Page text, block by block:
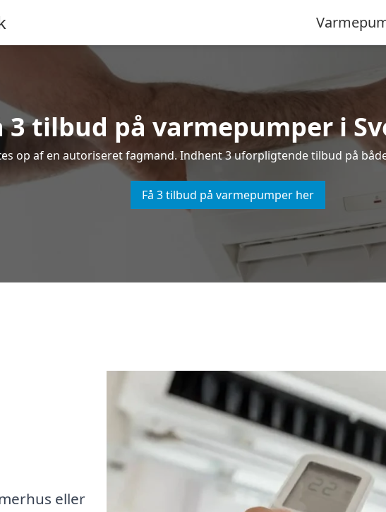
3 tilbud på varmepumper i
op af en autoriseret fagmand. Indhent 3 uforpligtende tilbud på
Få 3 tilbud på varmepumper her
eller